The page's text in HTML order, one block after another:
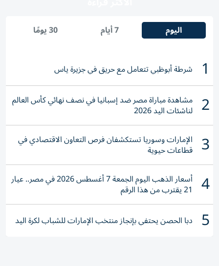
اليوم 7 أيام 30 يومًا
1 شرطة أبوظبي تتعامل مع حريق في جزيرة ياس
2 مشاهدة مباراة مصر ضد إسبانيا في نصف نهائي كأس العالم
لناشئات اليد 2026
3 الإمارات وسوريا تستكشفان فرص التعاون الاقتصادي في
قطاعات حيوية
4 أسعار الذهب اليوم الجمعة 7 أغسطس 2026 في مصر.. عيار
21 يقترب من هذا الرقم
5 دبا الحصن يحتفي بإنجاز منتخب الإمارات للشباب لكرة اليد